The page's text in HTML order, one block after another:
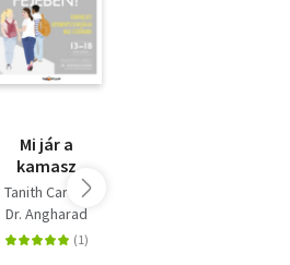
Mi jár a
kamasz
fejében? -
Gyakorlati
gyermekpszichológia
mai szülőknek
Tanith Carey
Dr. Angharad
Rudkin